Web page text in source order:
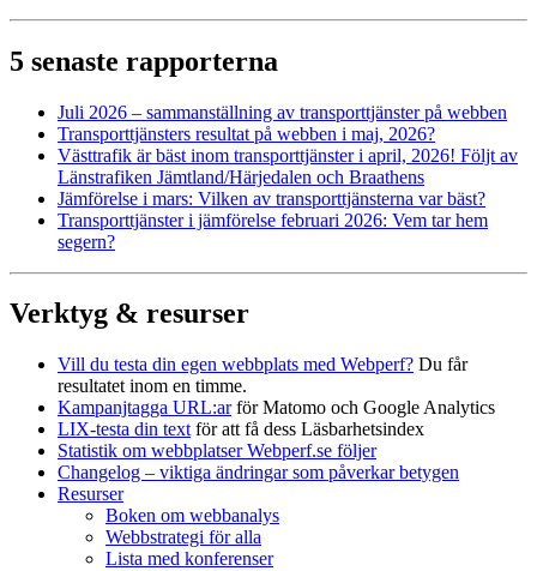
5 senaste rapporterna
Juli 2026 – sammanställning av transport­tjänster på webben
Transport­tjänsters resultat på webben i maj, 2026?
Västtrafik är bäst inom transport­tjänster i april, 2026! Följt av
Länstrafiken Jämtland/Härjedalen och Braathens
Jämförelse i mars: Vilken av transport­tjänsterna var bäst?
Transport­tjänster i jämförelse februari 2026: Vem tar hem
segern?
Verktyg & resurser
Vill du testa din egen webbplats med Webperf? Du får
resultatet inom en timme.
Kampanjtagga URL:arför Matomo och Google Analytics
LIX-testa din text för att få dess Läsbarhetsindex
Statistik om webbplatser Webperf.se följer
Changelog – viktiga ändringar som påverkar betygen
Resurser
Boken om webbanalys
Webbstrategi för alla
Lista med konferenser